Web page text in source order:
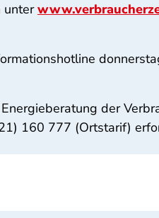
unter
der
160 777 (Ortstarif)